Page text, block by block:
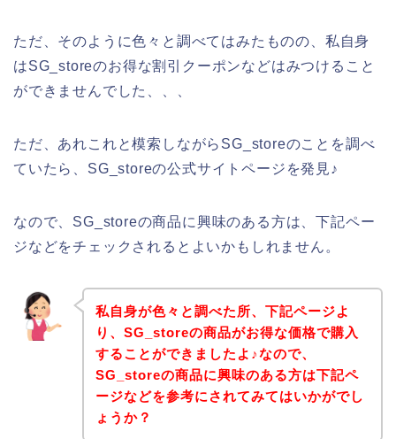
ただ、そのように色々と調べてはみたものの、私自身
はSG_storeのお得な割引クーポンなどはみつけること
ができませんでした、、、
ただ、あれこれと模索しながらSG_storeのことを調べ
ていたら、SG_storeの公式サイトページを発見♪
なので、SG_storeの商品に興味のある方は、下記ペー
ジなどをチェックされるとよいかもしれません。
私自身が色々と調べた所、下記ページよ
り、SG_storeの商品がお得な価格で購入
することができましたよ♪なので、
SG_storeの商品に興味のある方は下記ペ
ージなどを参考にされてみてはいかがでし
ょうか？